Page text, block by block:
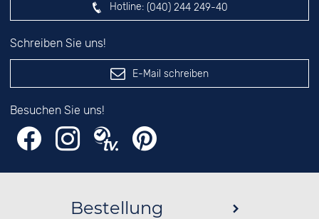
Hotline: (040) 244 249-40
Schreiben Sie uns!
E-Mail schreiben
Besuchen Sie uns!
Bestellung